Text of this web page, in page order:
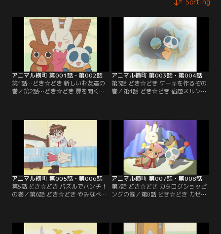
アニマル横町 第001話・第002話
第1話…どき☆どき 新しいお友達の
巻／第2話…どき☆どき 扉を開くの
アニマル横町 第003話・第004話
第3話 どき☆どき ケーキを作るぞの
巻／第4話 どき☆どき 宿題スルンジ
アニマル横町 第005話・第006話
第5話 どき☆どき パズルでパンチ！
の巻／第6話 どき☆どき やみなべパ
アニマル横町 第007話・第008話
第7話 どき☆どき カタログショッピ
ングの巻／第8話 どき☆どき カゼっ